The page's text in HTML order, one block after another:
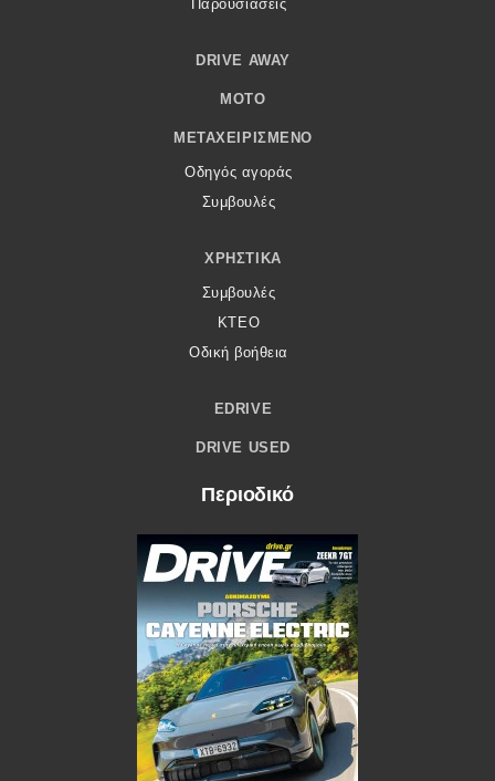
Παρουσιάσεις
DRIVE AWAY
MOTO
ΜΕΤΑΧΕΙΡΙΣΜΈΝΟ
Οδηγός αγοράς
Συμβουλές
ΧΡΗΣΤΙΚΆ
Συμβουλές
ΚΤΕΟ
Οδική βοήθεια
EDRIVE
DRIVE USED
Περιοδικό